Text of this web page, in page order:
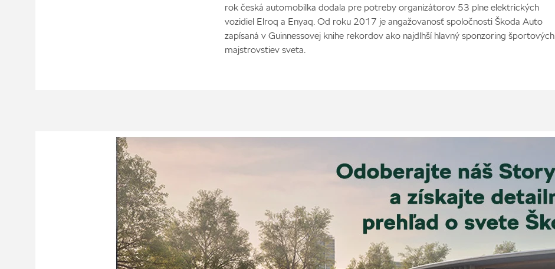
rok česká automobilka dodala pre potreby organizátorov 53 plne elektrických
vozidiel Elroq a Enyaq. Od roku 2017 je angažovanosť spoločnosti Škoda Auto
zapísaná v Guinnessovej knihe rekordov ako najdlhší hlavný sponzoring športových
majstrovstiev sveta.